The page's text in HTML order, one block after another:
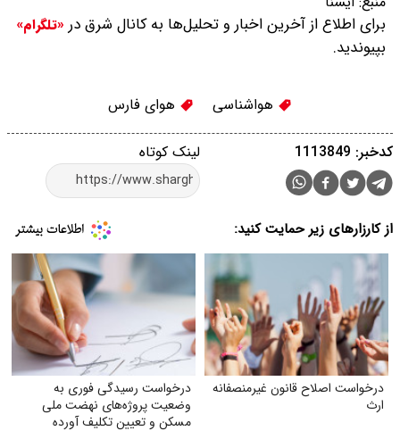
برای اطلاع از آخرین اخبار و تحلیل‌ها به کانال شرق در «تلگرام»
بپیوندید.
هواشناسی هوای فارس
لینک کوتاه کدخبر: 1113849
از کارزارهای زیر حمایت کنید:
درخواست اصلاح قانون غیرمنصفانه
ارث
درخواست رسیدگی فوری به
وضعیت پروژه‌های نهضت ملی
مسکن و تعیین تکلیف آورده